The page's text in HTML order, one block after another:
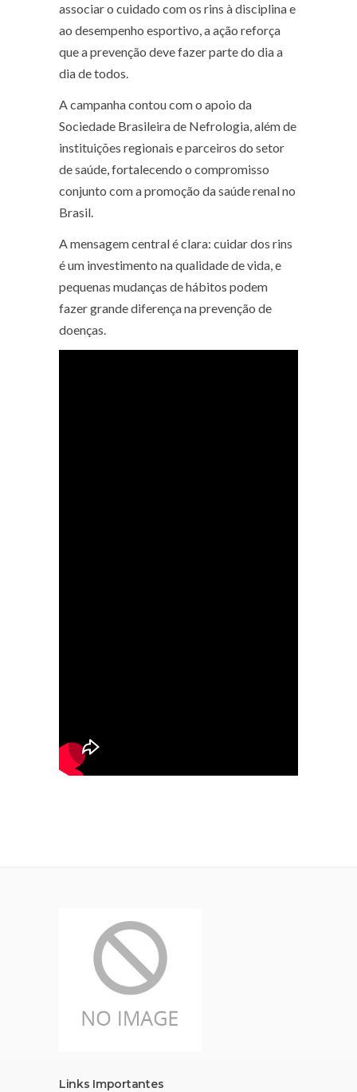
associar o cuidado com os rins à disciplina e
ao desempenho esportivo, a ação reforça
que a prevenção deve fazer parte do dia a
dia de todos.
A campanha contou com o apoio da
Sociedade Brasileira de Nefrologia, além de
instituições regionais e parceiros do setor
de saúde, fortalecendo o compromisso
conjunto com a promoção da saúde renal no
Brasil.
A mensagem central é clara: cuidar dos rins
é um investimento na qualidade de vida, e
pequenas mudanças de hábitos podem
fazer grande diferença na prevenção de
doenças.
Links Importantes